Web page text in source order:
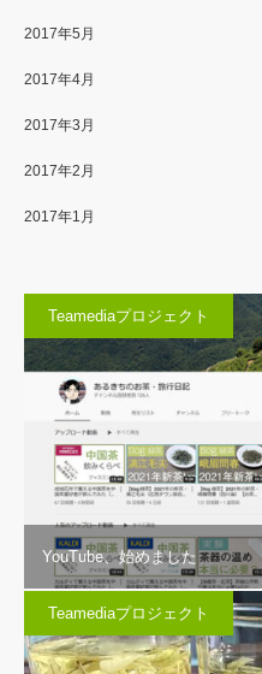
2017年5月
2017年4月
2017年3月
2017年2月
2017年1月
Teamediaプロジェクト
YouTube、始めました
Teamediaプロジェクト